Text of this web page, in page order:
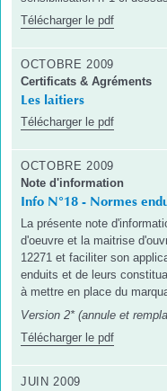
Télécharger le pdf
OCTOBRE 2009
Certificats & Agréments
Les laitiers
Télécharger le pdf
OCTOBRE 2009
Note d'information
Info N°18 - Normes
La présente note
d'oeuvre et la maitrise
12271 et faciliter son
enduits et de leurs
à mettre en place du
Version 2* (annule et
Télécharger le pdf
JUIN 2009